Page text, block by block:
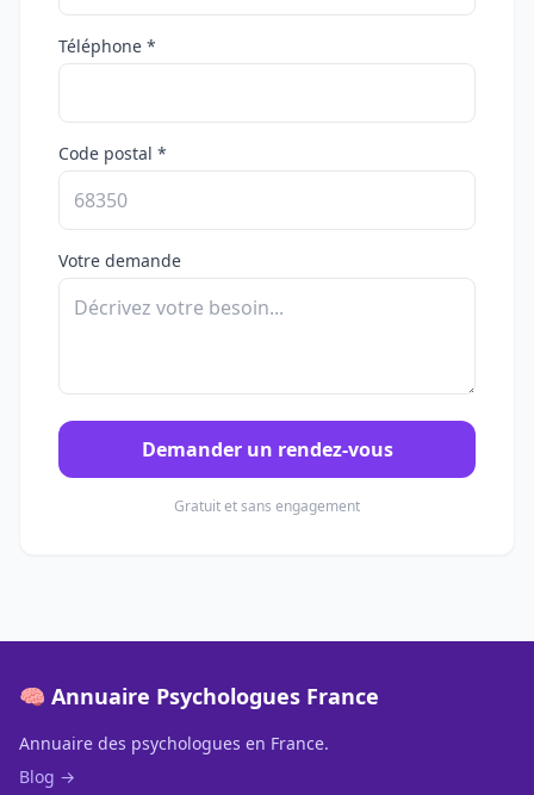
Téléphone *
Code postal *
Votre demande
Demander un rendez-vous
Gratuit et sans engagement
🧠 Annuaire Psychologues France
Annuaire des psychologues en France.
Blog →